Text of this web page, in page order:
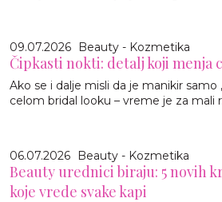
09.07.2026 Beauty - Kozmetika
Čipkasti nokti: detalj koji menja
Ako se i dalje misli da je manikir samo
celom bridal looku – vreme je za mali
06.07.2026 Beauty - Kozmetika
Beauty urednici biraju: 5 novih
koje vrede svake kapi